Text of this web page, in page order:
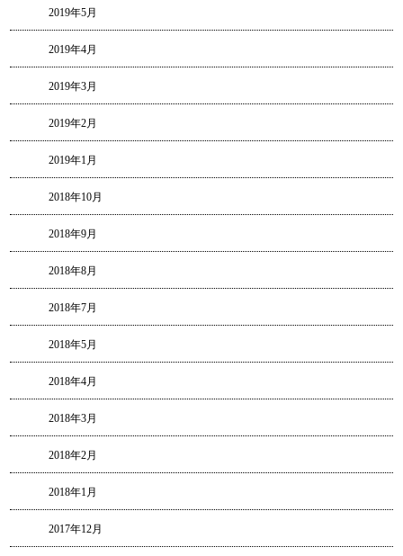
2019年5月
2019年4月
2019年3月
2019年2月
2019年1月
2018年10月
2018年9月
2018年8月
2018年7月
2018年5月
2018年4月
2018年3月
2018年2月
2018年1月
2017年12月